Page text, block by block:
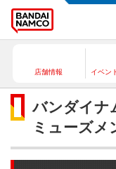
店舗情報 イベン
バンダイナ
ミューズメ